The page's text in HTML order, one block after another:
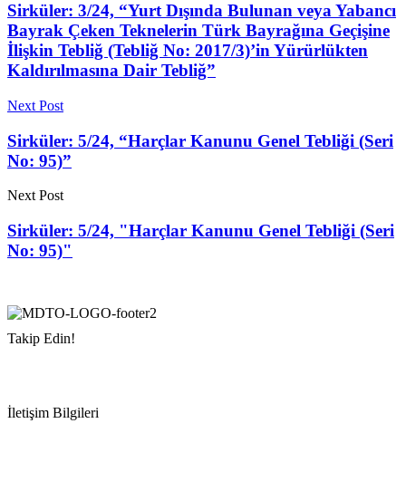
Sirküler: 3/24, “Yurt Dışında Bulunan veya Yabancı
Bayrak Çeken Teknelerin Türk Bayrağına Geçişine
İlişkin Tebliğ (Tebliğ No: 2017/3)’in Yürürlükten
Kaldırılmasına Dair Tebliğ”
Next Post
Sirküler: 5/24, “Harçlar Kanunu Genel Tebliği (Seri
No: 95)”
Next Post
Sirküler: 5/24, "Harçlar Kanunu Genel Tebliği (Seri
No: 95)"
Takip Edin!
İletişim Bilgileri